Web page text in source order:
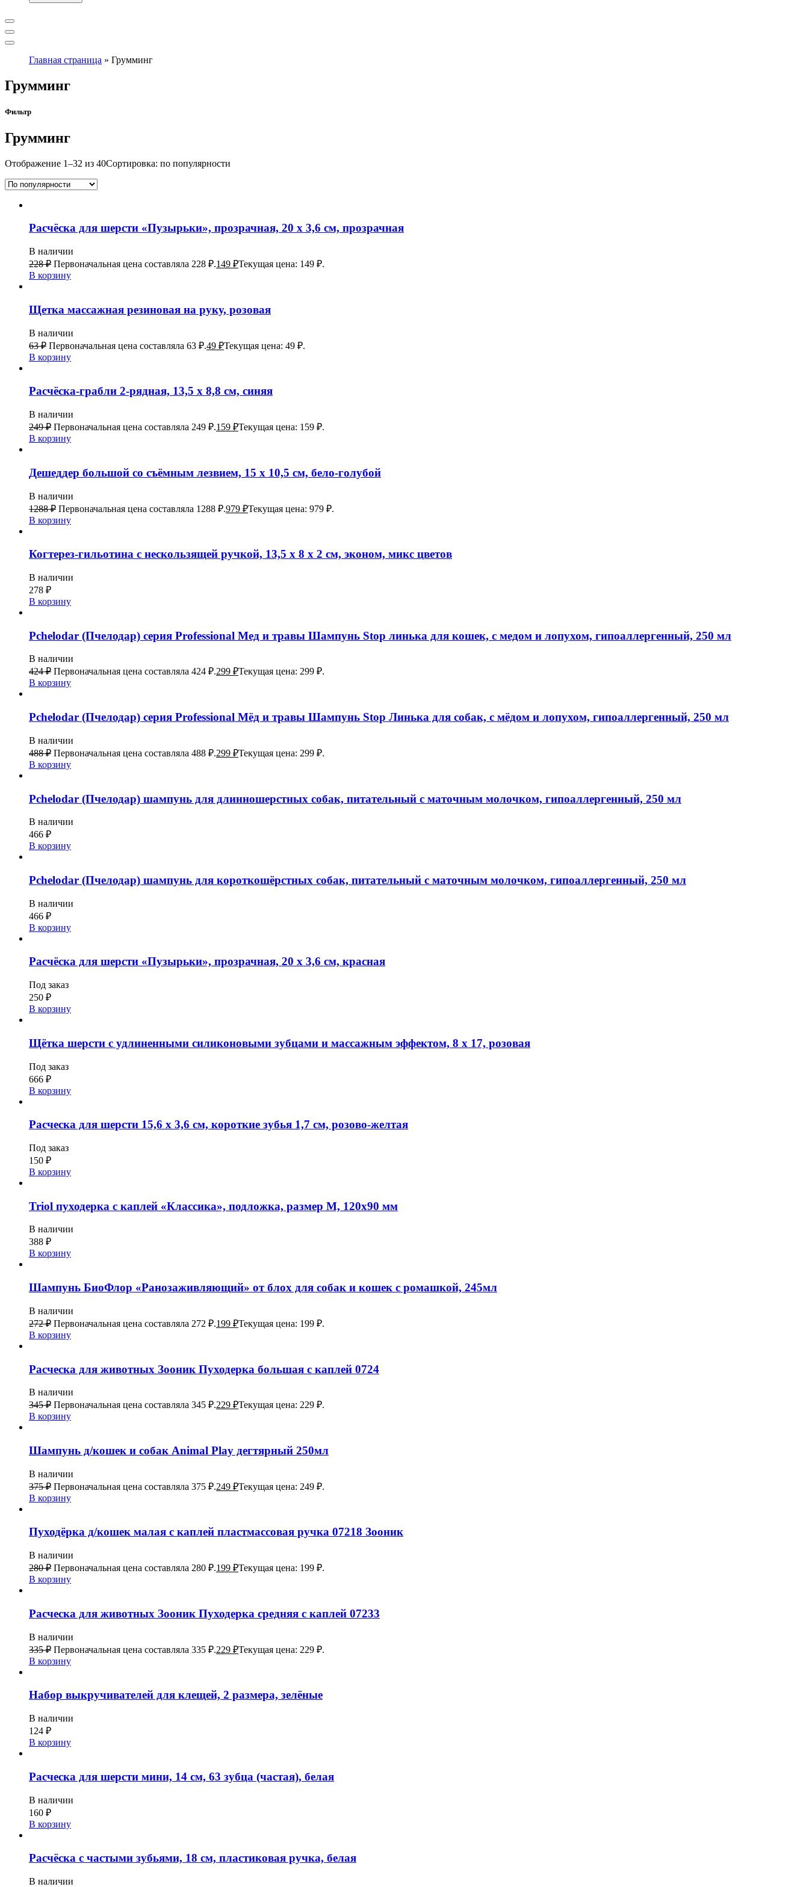
Главная страница » Грумминг
Грумминг
Фильтр
Грумминг
Отображение 1–32 из 40Сортировка: по популярности
Расчёска для шерсти «Пузырьки», прозрачная, 20 х 3,6 см, прозрачная
В наличии
228₽ Первоначальная цена составляла 228 ₽.149 ₽Текущая цена: 149 ₽.
В корзину
Щетка массажная резиновая на руку, розовая
В наличии
63₽ Первоначальная цена составляла 63 ₽.49 ₽Текущая цена: 49 ₽.
В корзину
Расчёска-грабли 2-рядная, 13,5 х 8,8 см, синяя
В наличии
249₽ Первоначальная цена составляла 249 ₽.159 ₽Текущая цена: 159 ₽.
В корзину
Дешеддер большой со съёмным лезвием, 15 х 10,5 см, бело-голубой
В наличии
1288₽ Первоначальная цена составляла 1288 ₽.979 ₽Текущая цена: 979 ₽.
В корзину
Когтерез-гильотина с нескользящей ручкой, 13,5 х 8 х 2 см, эконом, микс цветов
В наличии
278 ₽
В корзину
Pchelodar (Пчелодар) серия Professional Мед и травы Шампунь Stop линька для кошек, с медом и лопухом, гипоаллергенный, 250 мл
В наличии
424₽ Первоначальная цена составляла 424 ₽.299 ₽Текущая цена: 299 ₽.
В корзину
Pchelodar (Пчелодар) серия Professional Мёд и травы Шампунь Stop Линька для собак, с мёдом и лопухом, гипоаллергенный, 250 мл
В наличии
488₽ Первоначальная цена составляла 488 ₽.299 ₽Текущая цена: 299 ₽.
В корзину
Pchelodar (Пчелодар) шампунь для длинношерстных собак, питательный с маточным молочком, гипоаллергенный, 250 мл
В наличии
466 ₽
В корзину
Pchelodar (Пчелодар) шампунь для короткошёрстных собак, питательный с маточным молочком, гипоаллергенный, 250 мл
В наличии
466 ₽
В корзину
Расчёска для шерсти «Пузырьки», прозрачная, 20 х 3,6 см, красная
Под заказ
250 ₽
В корзину
Щётка шерсти с удлиненными силиконовыми зубцами и массажным эффектом, 8 х 17, розовая
Под заказ
666 ₽
В корзину
Расческа для шерсти 15,6 х 3,6 см, короткие зубья 1,7 см, розово-желтая
Под заказ
150 ₽
В корзину
Triol пуходерка с каплей «Классика», подложка, размер M, 120х90 мм
В наличии
388 ₽
В корзину
Шампунь БиоФлор «Ранозаживляющий» от блох для собак и кошек с ромашкой, 245мл
В наличии
272₽ Первоначальная цена составляла 272 ₽.199 ₽Текущая цена: 199 ₽.
В корзину
Расческа для животных Зооник Пуходерка большая с каплей 0724
В наличии
345₽ Первоначальная цена составляла 345 ₽.229 ₽Текущая цена: 229 ₽.
В корзину
Шампунь д/кошек и собак Animal Play дегтярный 250мл
В наличии
375₽ Первоначальная цена составляла 375 ₽.249 ₽Текущая цена: 249 ₽.
В корзину
Пуходёрка д/кошек малая с каплей пластмассовая ручка 07218 Зооник
В наличии
280₽ Первоначальная цена составляла 280 ₽.199 ₽Текущая цена: 199 ₽.
В корзину
Расческа для животных Зооник Пуходерка средняя с каплей 07233
В наличии
335₽ Первоначальная цена составляла 335 ₽.229 ₽Текущая цена: 229 ₽.
В корзину
Набор выкручивателей для клещей, 2 размера, зелёные
В наличии
124 ₽
В корзину
Расческа для шерсти мини, 14 см, 63 зубца (частая), белая
В наличии
160 ₽
В корзину
Расчёска с частыми зубьями, 18 см, пластиковая ручка, белая
В наличии